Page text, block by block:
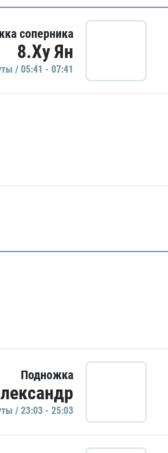
соперника
8.Ху Ян
/ 05:41 - 07:41
Подножка
/ 23:03 - 25:03